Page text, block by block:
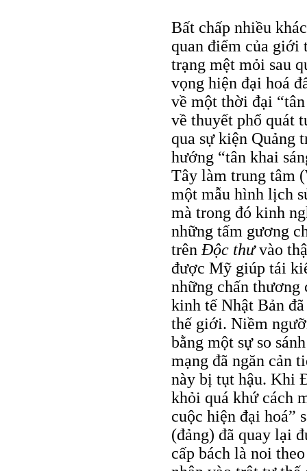
Bất chấp nhiều
quan điểm của giới
trạng mệt mỏi sau
vọng hiện đại hoá
về một thời đại
về thuyết phổ quát
qua sự kiện Quảng
hướng “tân khai
Tây làm trung tâm
một mẫu hình lịch
mà trong đó kinh
những tấm gương
trên Ðộc thưvào
được Mỹ giúp tái
những chấn thương
kinh tế Nhật Bản
thế giới. Niềm
bằng một sự so
mạng đã ngăn cản
này bị tụt hậu. Khi
khỏi quá khứ cách
cuộc hiện đại hoá”
(đảng) đã quay lại
cấp bách là noi